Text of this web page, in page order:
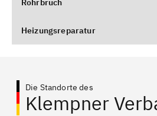
Heizungsreparatur
Die Standorte des
Klempner